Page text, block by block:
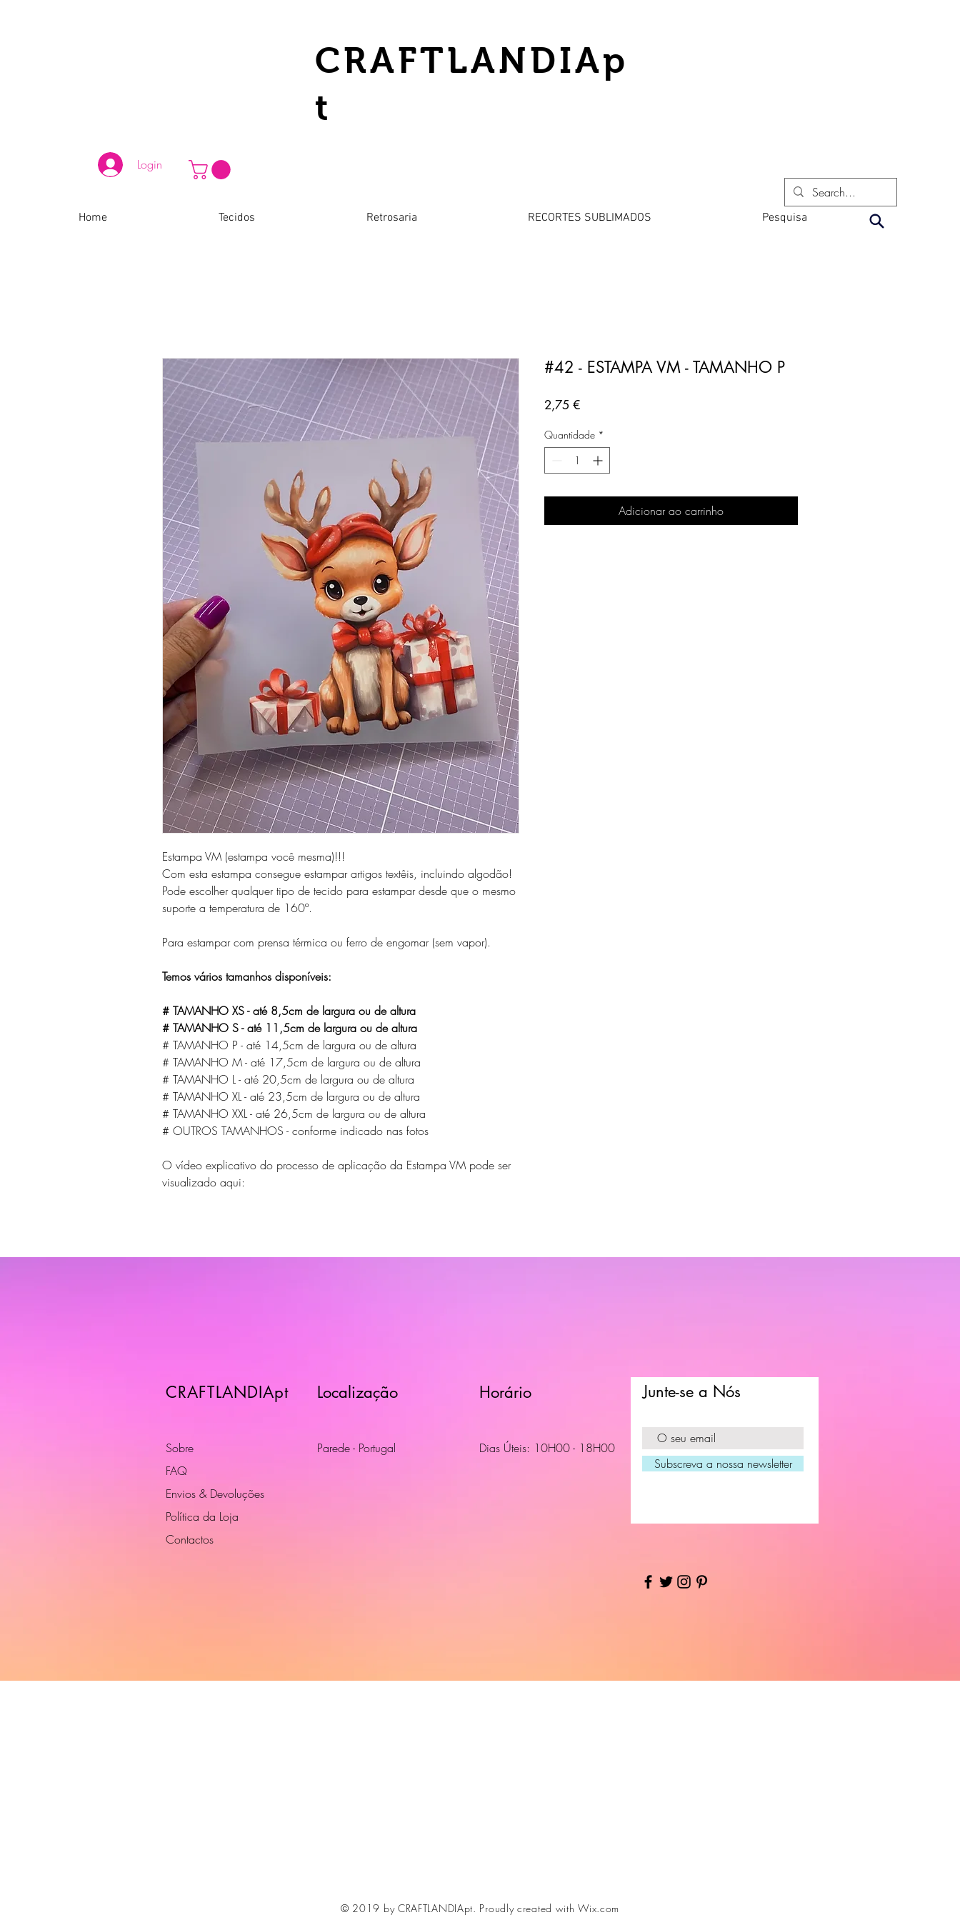
CRAFTLANDIAp
t
Login
Home Tecidos Retrosaria RECORTES SUBLIMADOS Pesquisa
Estampa VM (estampa você mesma)!!!
Com esta estampa consegue estampar artigos textêis, incluindo algodão!
Pode escolher qualquer tipo de tecido para estampar desde que o mesmo
suporte a temperatura de 160º.
Para estampar com prensa térmica ou ferro de engomar (sem vapor).
Temos vários tamanhos disponíveis:
# TAMANHO XS - até 8,5cm de largura ou de altura
# TAMANHO S - até 11,5cm de largura ou de altura
# TAMANHO P - até 14,5cm de largura ou de altura
# TAMANHO M - até 17,5cm de largura ou de altura
# TAMANHO L - até 20,5cm de largura ou de altura
# TAMANHO XL - até 23,5cm de largura ou de altura
# TAMANHO XXL - até 26,5cm de largura ou de altura
# OUTROS TAMANHOS - conforme indicado nas fotos
O vídeo explicativo do processo de aplicação da Estampa VM pode ser
visualizado aqui:
#42 - ESTAMPA VM - TAMANHO P
2,75 €Preço
Quantidade *
Adicionar ao carrinho
CRAFTLANDIApt Localização
Sobre
FAQ
Envios & Devoluções
Política da Loja
Contactos
Parede - Portugal
Horário
Dias Úteis: 10H00 - 18H00
Junte-se a Nós
Subscreva a nossa newsletter
© 2019 by CRAFTLANDIApt. Proudly created with Wix.com